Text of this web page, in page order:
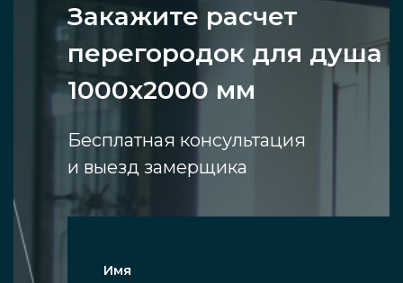
Закажите расчет
перегородок для душа
1000х2000 мм
Бесплатная консультация
и выезд замерщика